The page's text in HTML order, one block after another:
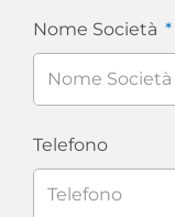
Nome Società
Telefono